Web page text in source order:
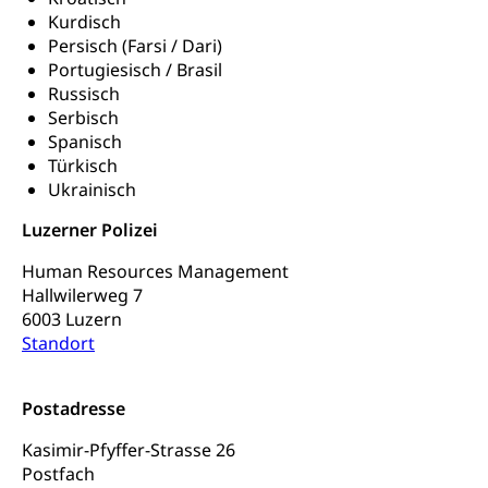
Kurdisch
Persisch (Farsi / Dari)
Portugiesisch / Brasil
Russisch
Serbisch
Spanisch
Türkisch
Ukrainisch
Luzerner Polizei
Human Resources Management
Hallwilerweg 7
6003 Luzern
Standort
Postadresse
Kasimir-Pfyffer-Strasse 26
Postfach
Werkankäufe, Kunstankäufe, Kunst und Bau, Schule
und Kultur, Kulturgesuche, Kulturvermittlung
Kulturförderung und Vermittlung
Zentralschweizer Filmförderung
Mobilität
Schiene und öffentlicher Verkehr
Schienenverkehr, Zugverkehr, Bahnverkehr,
Transportmittel, öffentlicher Verkehr
Verkehrsverbund Luzern VVL
Öffentlicher Verkehr Luzern Mobil
Schifffahrt
Schiffsverkehr, Binnenschifffahrt, Seeschifffahrt,
Flussschifffahrt
Strasse
leistungsabhängige Schwerverkehrsabgabe,
Langsamverkehr, Transportmittel, Auto, Motorrad,